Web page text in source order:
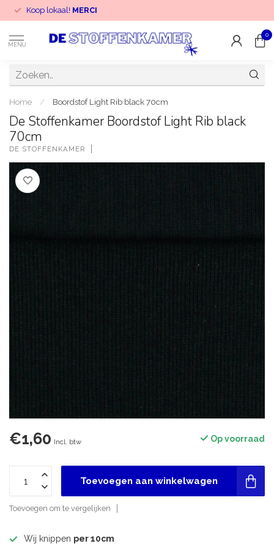
Koop lokaal! MERCI
MENU
0
Home / Boordstof Light Rib black 70cm
De Stoffenkamer Boordstof Light Rib black
70cm
DE STOFFENKAMER
€1,60 Incl. btw Op voorraad
Toevoegen aan winkelwagen
Toevoegen om te vergelijken
Wij knippen per 10cm